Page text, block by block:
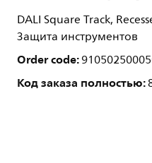
DALI Square Track,
Защита инструментов
Order code:
Код заказа полностью: